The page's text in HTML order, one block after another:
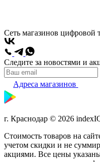
Сеть магазинов цифровой
Следите за новостями и
Адреса магазинов
г. Краснодар © 2026
Стоимость товаров на
учетом скидки и не
акциями. Все цены